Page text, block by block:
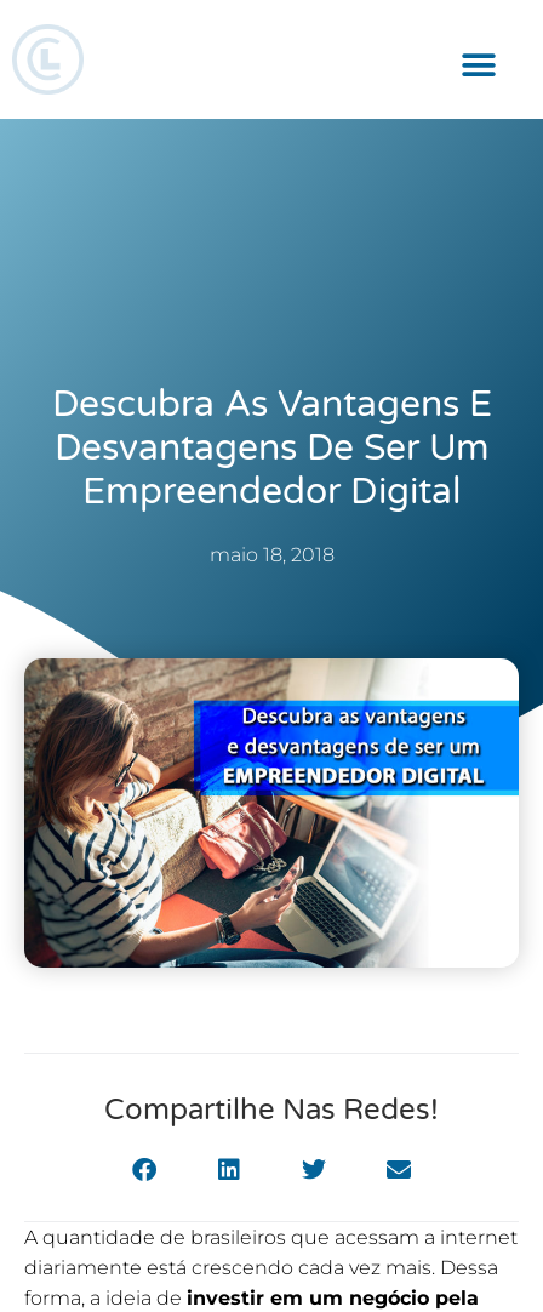
Descubra As Vantagens E
Desvantagens De Ser Um
Empreendedor Digital
maio 18, 2018
Compartilhe Nas Redes!
A quantidade de brasileiros que acessam a internet
diariamente está crescendo cada vez mais. Dessa
forma, a ideia de investir em um negócio pela